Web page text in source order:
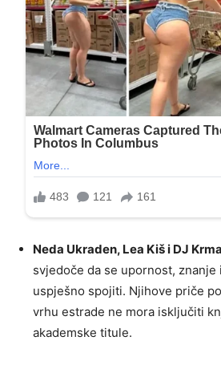
Neda Ukraden, Lea Kiš i DJ
svjedoče da se upornost, znanje
uspješno spojiti. Njihove priče
vrhu estrade ne mora isključiti
akademske titule.